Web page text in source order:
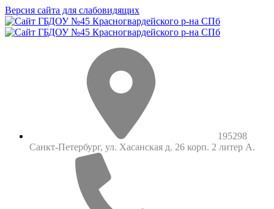
Версия сайта для слабовидящих
195298
Санкт-Петербург, ул. Хасанская д. 26 корп. 2 литер А.